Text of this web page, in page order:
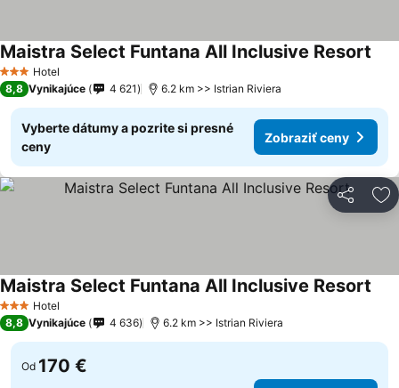
3 Počet hviezdičiek
Hotel
Maistra Select Funtana All Inclusive Resort
8,8 Vynikajúce 4 621 6.2 km >> Istrian Riviera
Vyberte dátumy a pozrite si presné
ceny
Zobraziť ceny
Zdieľať
3 Počet hviezdičiek
Hotel
Maistra Select Funtana All Inclusive Resort
8,8 Vynikajúce 4 636 6.2 km >> Istrian Riviera
Od 170 €